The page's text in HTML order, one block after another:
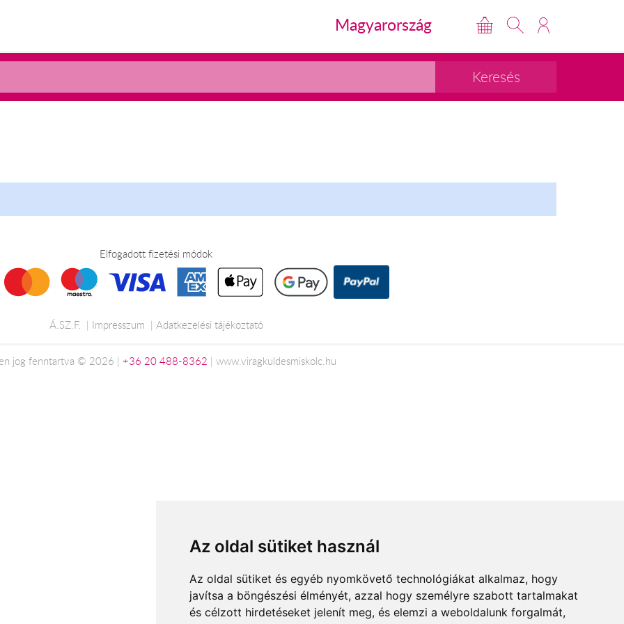
Az oldal sütiket használ
Az oldal sütiket és egyéb nyomkövető technológiákat alkalmaz, hogy
javítsa a böngészési élményét, azzal hogy személyre szabott tartalmakat
és célzott hirdetéseket jelenít meg, és elemzi a weboldalunk forgalmát,
Magyarország
Elfogadott fizetési módok
Á.SZ.F. Impresszum Adatkezelési tájékoztató
jog fenntartva © 2026 | +36 20 488-8362 | www.viragkuldesmiskolc.hu